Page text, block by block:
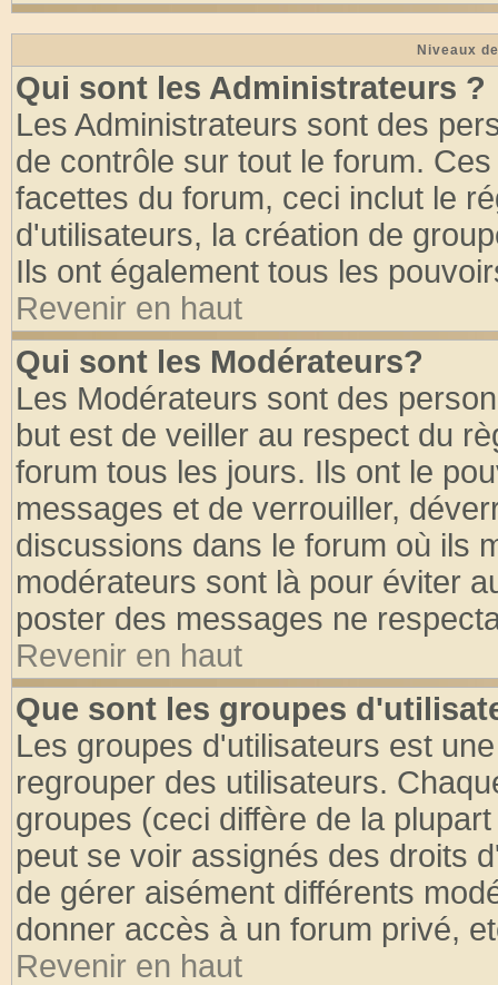
Niveaux
Qui sont les Administrateurs ?
Les Administrateurs sont des
de contrôle sur tout le forum.
facettes du forum, ceci inclut le
d'utilisateurs, la création de
Ils ont également tous les
Revenir en haut
Qui sont les Modérateurs?
Les Modérateurs sont des
but est de veiller au respect du
forum tous les jours. Ils ont le
messages et de verrouiller,
discussions dans le forum où ils
modérateurs sont là pour éviter
poster des messages ne
Revenir en haut
Que sont les groupes
Les groupes d'utilisateurs est
regrouper des utilisateurs.
groupes (ceci diffère de la
peut se voir assignés des droits
de gérer aisément différents
donner accès à un forum privé,
Revenir en haut